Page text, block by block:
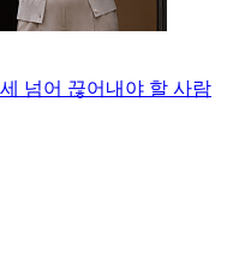
넘어 끊어내야 할 사람